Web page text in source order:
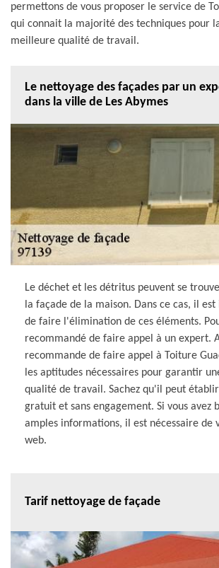
permettons de vous proposer le service de
qui connait la majorité des techniques pour
meilleure qualité de travail.
Le nettoyage des façades par un
dans la ville de Les Abymes
Le déchet et les détritus peuvent se
la façade de la maison. Dans ce cas, il
de faire l'élimination de ces éléments.
recommandé de faire appel à un expert.
recommande de faire appel à Toiture
les aptitudes nécessaires pour garantir
qualité de travail. Sachez qu'il peut
gratuit et sans engagement. Si vous avez
amples informations, il est nécessaire de
web.
Tarif nettoyage de façade